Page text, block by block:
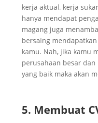
kerja aktual, kerja
hanya mendapat
magang juga
bersaing
kamu. Nah, jika kamu
perusahaan besar
yang baik maka akan
5. Membuat